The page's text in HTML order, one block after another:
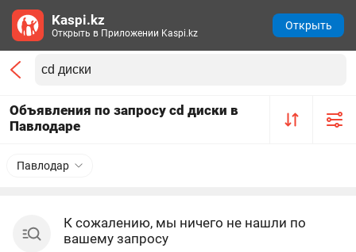
Объявления по запросу cd диски в
Павлодаре
Павлодар
К сожалению, мы ничего не нашли по
вашему запросу
Kaspi.kz
Открыть в Приложении Kaspi.kz
Открыть